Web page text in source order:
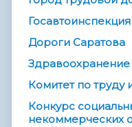
Дороги Саратова
Здравоохранение
Комитет по труду
Конкурс
некоммерческих